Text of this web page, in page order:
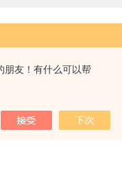
朋友！有什么可以帮